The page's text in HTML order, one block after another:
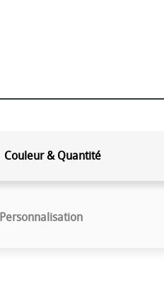
Couleur & Quantité
Personnalisation